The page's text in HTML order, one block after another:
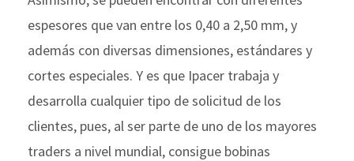
espesores que van entre los 0,40 a 2,50 mm, y
además con diversas dimensiones, estándares y
cortes especiales. Y es que Ipacer trabaja y
desarrolla cualquier tipo de solicitud de los
clientes, pues, al ser parte de uno de los mayores
traders a nivel mundial, consigue bobinas